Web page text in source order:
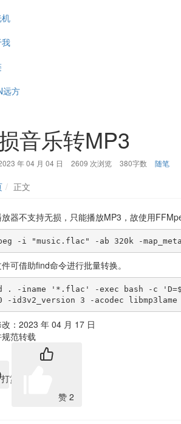
远方
音乐转MP3
：
年 04 月 04 日 2609 次浏览 380字数
分
随笔
正文
器不支持无损，只能播放MP3，故使用
-i "music.flac" -ab 320k -
可借助find命令进行批量转换。
. -iname '*.flac' -exec bash -c
-id3v2_version 3 -acodec
：2023 年 04 月 17 日
范转载
打赏
赞 2